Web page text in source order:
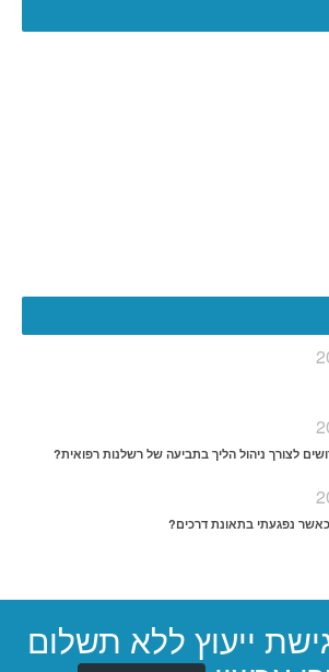
לצורך ניהול הליך בתביעה של רשלנות רפואית?
נפגעתי בתאונת דרכים?
ייעוץ ללא תשלום